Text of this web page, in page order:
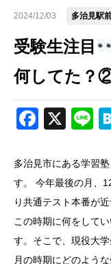
2024/12/03 多治見駅
受験生注目
何してた？
X
多治見市にある学習
す。 今年最後の月、
り共通テスト本番が
この時期に何をして
す。そこで、現役大
月の時期にどのよう